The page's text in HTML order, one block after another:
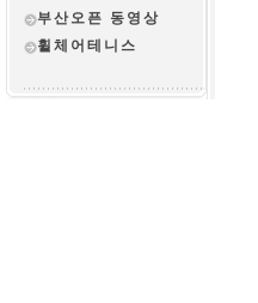
부산오픈 동영상
휠체어테니스